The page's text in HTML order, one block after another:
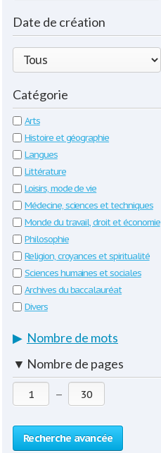
Date de création
Catégorie
Arts
Histoire et géographie
Langues
Littérature
Loisirs, mode de vie
Médecine, sciences et techniques
Monde du travail, droit et économie
Philosophie
Religion, croyances et spiritualité
Sciences humaines et sociales
Archives du baccalauréat
Divers
▶ Nombre de mots
▼ Nombre de pages
—
Recherche avancée